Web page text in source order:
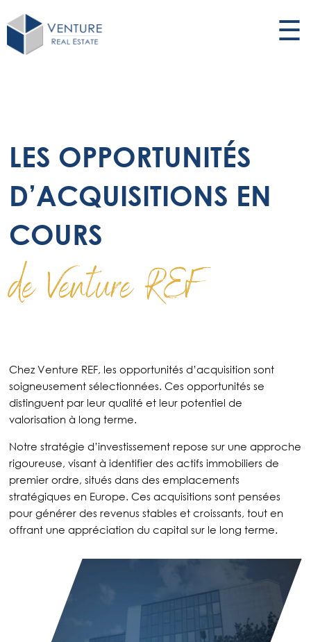
☰
LES OPPORTUNITÉS
D’ACQUISITIONS EN
COURS
de Venture REF
Chez Venture REF, les opportunités d’acquisition sont
soigneusement sélectionnées. Ces opportunités se
distinguent par leur qualité et leur potentiel de
valorisation à long terme.
Notre stratégie d’investissement repose sur une approche
rigoureuse, visant à identifier des actifs immobiliers de
premier ordre, situés dans des emplacements
stratégiques en Europe. Ces acquisitions sont pensées
pour générer des revenus stables et croissants, tout en
offrant une appréciation du capital sur le long terme.